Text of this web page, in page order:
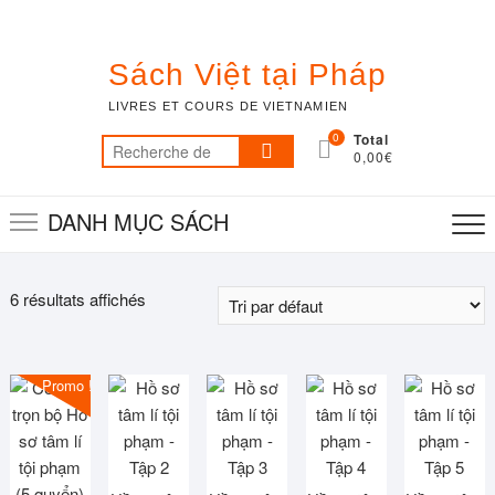
Sách Việt tại Pháp
LIVRES ET COURS DE VIETNAMIEN
Recherche
pour :
0 Total
0,00€
DANH MỤC SÁCH
6 résultats affichés
Promo !